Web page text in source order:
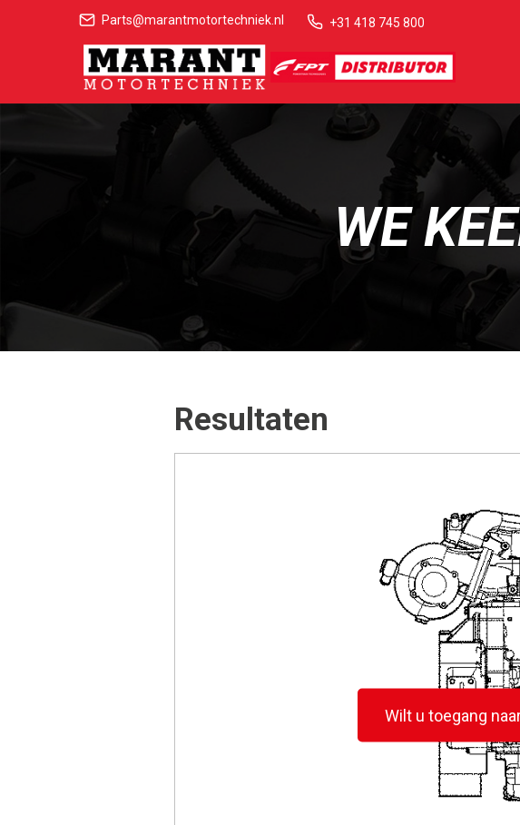
Parts@marantmotortechniek.nl +31 418 745 800
WE
Resultaten
Wilt u toegang